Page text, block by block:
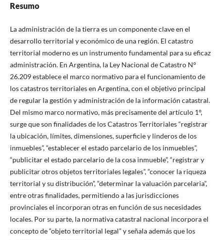
Resumo
La administración de la tierra es un componente clave en el
desarrollo territorial y económico de una región. El catastro
territorial moderno es un instrumento fundamental para su eficaz
administración. En Argentina, la Ley Nacional de Catastro N°
26.209 establece el marco normativo para el funcionamiento de
los catastros territoriales en Argentina, con el objetivo principal
de regular la gestión y administración de la información catastral.
Del mismo marco normativo, más precisamente del artículo 1°,
surge que son finalidades de los Catastros Territoriales “registrar
la ubicación, límites, dimensiones, superficie y linderos de los
inmuebles”, “establecer el estado parcelario de los inmuebles”,
“publicitar el estado parcelario de la cosa inmueble”, “registrar y
publicitar otros objetos territoriales legales”, “conocer la riqueza
territorial y su distribución”, “determinar la valuación parcelaria”,
entre otras finalidades, permitiendo a las jurisdicciones
provinciales el incorporan otras en función de sus necesidades
locales. Por su parte, la normativa catastral nacional incorpora el
concepto de “objeto territorial legal” y señala además que los